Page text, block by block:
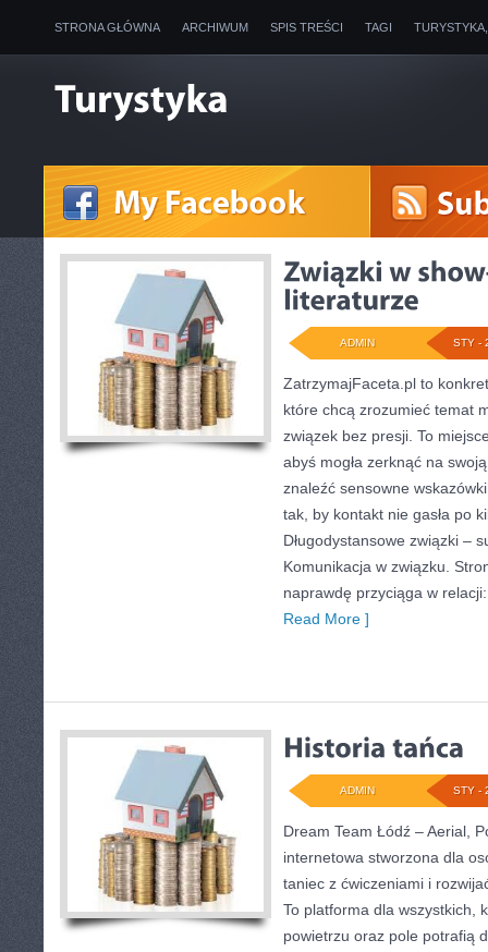
STRONA GŁÓWNA ARCHIWUM SPIS TREŚCI TAGI
STY -
ADMIN
ZatrzymajFaceta.pl to
które chcą zrozumieć temat
związek bez presji. To
abyś mogła zerknąć na
znaleźć sensowne
tak, by kontakt nie gasła po
Długodystansowe związki –
Komunikacja w związku.
naprawdę przyciąga w
Read More ]
STY -
ADMIN
Dream Team Łódź – Aerial,
internetowa stworzona dla
taniec z ćwiczeniami i
To platforma dla wszystkich,
powietrzu oraz pole potrafią